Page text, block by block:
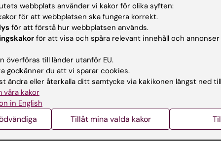
intrinsically drive dysfunctional neutropoiesis from
cells
A; Huerga Encabo H; Hayler D; Krzywon A; Mitchell E;
K; Santoro A; Lee J; Williams N; Danin A; Chapal
V; Marongiu M; McKinney E; Cucca F; Collin M;
Fabre M; Nangalia J; Bonnet D; Shlush L; Laurenti E
Alla
CLINICAL ONCOLOGY.2024;21(2):106-120
of p53 in the era of precision anticancer
Heldin A; Palomar-Siles M; Wiman KG
webbplats använder vi kakor för olika syften:
för att webbplatsen ska fungera korrekt.
för att förstå hur webbplatsen används.
för att visa och spåra relevant innehåll och
överföras till länder utanför EU.
godkänner du att vi sparar cookies.
ändra eller återkalla ditt samtycke via kakikonen längst ned
våra kakor
in English
Tillåt mina valda kakor